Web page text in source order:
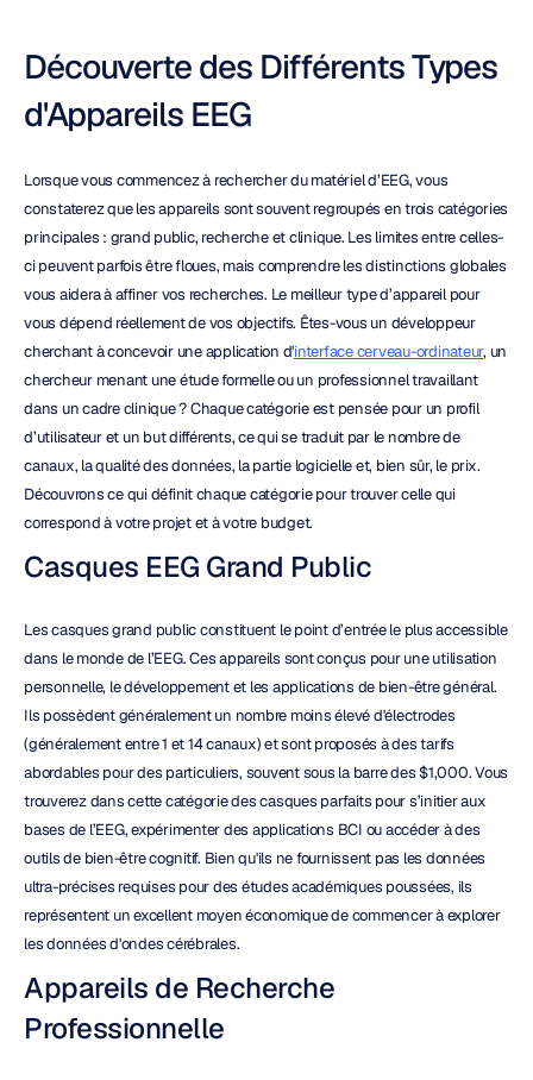
Découverte des Différents Types
d'Appareils EEG
Lorsque vous commencez à rechercher du matériel d’EEG, vous
constaterez que les appareils sont souvent regroupés en trois catégories
principales : grand public, recherche et clinique. Les limites entre celles-
ci peuvent parfois être floues, mais comprendre les distinctions globales
vous aidera à affiner vos recherches. Le meilleur type d’appareil pour
vous dépend réellement de vos objectifs. Êtes-vous un développeur
cherchant à concevoir une application d'interface cerveau-ordinateur, un
chercheur menant une étude formelle ou un professionnel travaillant
dans un cadre clinique ? Chaque catégorie est pensée pour un profil
d’utilisateur et un but différents, ce qui se traduit par le nombre de
canaux, la qualité des données, la partie logicielle et, bien sûr, le prix.
Découvrons ce qui définit chaque catégorie pour trouver celle qui
correspond à votre projet et à votre budget.
Casques EEG Grand Public
Les casques grand public constituent le point d’entrée le plus accessible
dans le monde de l’EEG. Ces appareils sont conçus pour une utilisation
personnelle, le développement et les applications de bien-être général.
Ils possèdent généralement un nombre moins élevé d'électrodes
(généralement entre 1 et 14 canaux) et sont proposés à des tarifs
abordables pour des particuliers, souvent sous la barre des $1,000. Vous
trouverez dans cette catégorie des casques parfaits pour s’initier aux
bases de l’EEG, expérimenter des applications BCI ou accéder à des
outils de bien-être cognitif. Bien qu'ils ne fournissent pas les données
ultra-précises requises pour des études académiques poussées, ils
représentent un excellent moyen économique de commencer à explorer
les données d'ondes cérébrales.
Appareils de Recherche
Professionnelle